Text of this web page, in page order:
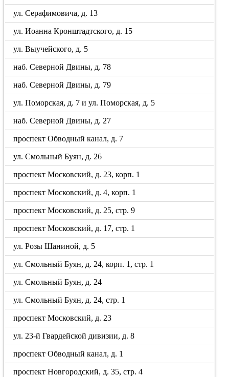
ул. Серафимовича, д. 13
ул. Иоанна Кронштадтского, д. 15
ул. Выучейского, д. 5
наб. Северной Двины, д. 78
наб. Северной Двины, д. 79
ул. Поморская, д. 7 и ул. Поморская, д. 5
наб. Северной Двины, д. 27
проспект Обводный канал, д. 7
ул. Смольный Буян, д. 26
проспект Московский, д. 23, корп. 1
проспект Московский, д. 4, корп. 1
проспект Московский, д. 25, стр. 9
проспект Московский, д. 17, стр. 1
ул. Розы Шаниной, д. 5
ул. Смольный Буян, д. 24, корп. 1, стр. 1
ул. Смольный Буян, д. 24
ул. Смольный Буян, д. 24, стр. 1
проспект Московский, д. 23
ул. 23-й Гвардейской дивизии, д. 8
проспект Обводный канал, д. 1
проспект Новгородский, д. 35, стр. 4